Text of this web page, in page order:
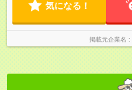
気になる！
掲載元企業名